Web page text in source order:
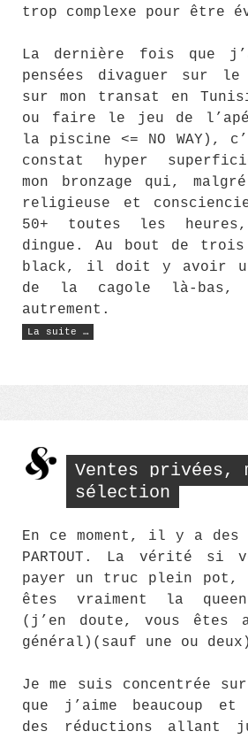
trop complexe pour être
La dernière fois que
pensées divaguer sur
sur mon transat en
ou faire le jeu de
la piscine <= NO WAY),
constat hyper
mon bronzage qui,
religieuse et
50+ toutes les
dingue. Au bout de
black, il doit y avoir
de la cagole là-
autrement.
La suite …
« Midlife
Crisis »
Ventes privées,
sélection
En ce moment, il y a des
PARTOUT. La vérité si
payer un truc plein pot,
êtes vraiment la
(j’en doute, vous êtes
général)(sauf une ou
Je me suis concentrée
que j’aime beaucoup et
des réductions allant